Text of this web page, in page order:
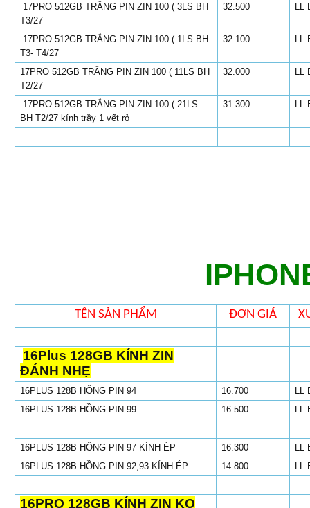
17PRO 512GB TRẮNG PIN ZIN 100 ( 3LS BH
T3/27
32.500
17PRO 512GB TRẮNG PIN ZIN 100 ( 1LS BH
T3- T4/27
32.100
17PRO 512GB TRẮNG PIN ZIN 100 ( 11LS BH
T2/27
32.000
17PRO 512GB TRẮNG PIN ZIN 100 ( 21LS
BH T2/27 kính trầy 1 vết rỏ
31.300
TÊN SẢN PHẨM ĐƠN GIÁ
16Plus 128GB KÍNH ZIN
ĐÁNH NHẸ
16PLUS 128B HỒNG PIN 94 16.700
16PLUS 128B HỒNG PIN 99
16.500
16PLUS 128B HỒNG PIN 97 KÍNH ÉP 16.300
16PLUS 128B HỒNG PIN 92,93 KÍNH ÉP
14.800
16PRO 128GB KÍNH ZIN KO